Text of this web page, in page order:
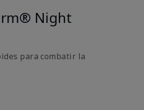
Night
para combatir la